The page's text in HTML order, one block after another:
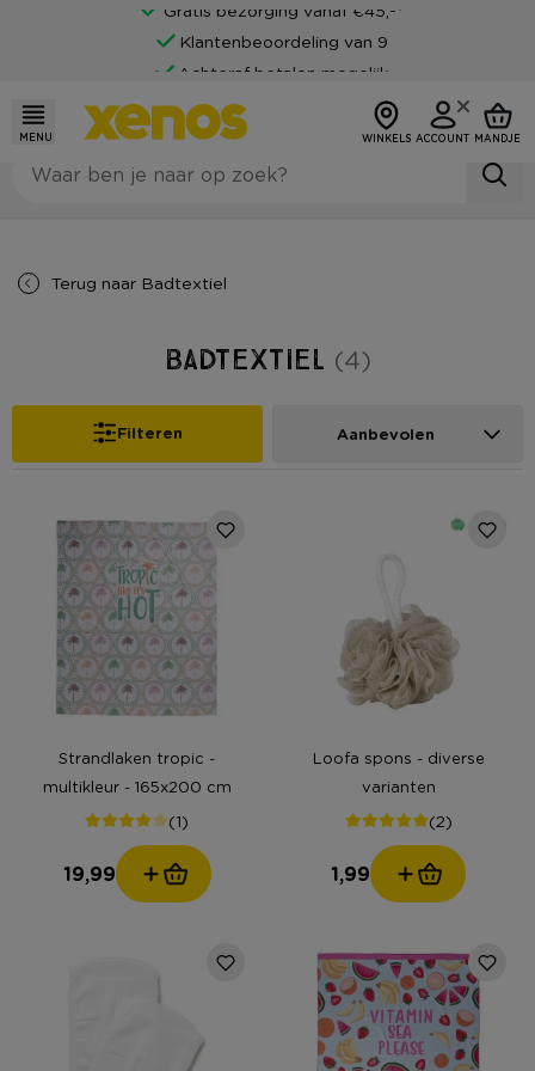
Gratis bezorging vanaf €45,-*
Klantenbeoordeling van 9
Achteraf betalen mogelijk
MENU WINKELS ACCOUNT MANDJE
Terug naar Badtextiel
Badtextiel (4)
Filteren Aanbevolen
Strandlaken tropic -
multikleur - 165x200 cm
(1)
19,99
Loofa spons - diverse
varianten
(2)
1,99